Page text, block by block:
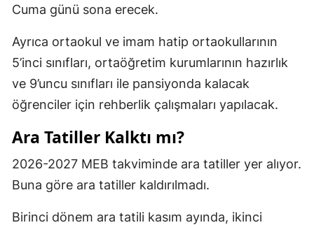
Cuma günü sona erecek.
Ayrıca ortaokul ve imam hatip ortaokullarının
5’inci sınıfları, ortaöğretim kurumlarının hazırlık
ve 9’uncu sınıfları ile pansiyonda kalacak
öğrenciler için rehberlik çalışmaları yapılacak.
Ara Tatiller Kalktı mı?
2026-2027 MEB takviminde ara tatiller yer alıyor.
Buna göre ara tatiller kaldırılmadı.
Birinci dönem ara tatili kasım ayında, ikinci